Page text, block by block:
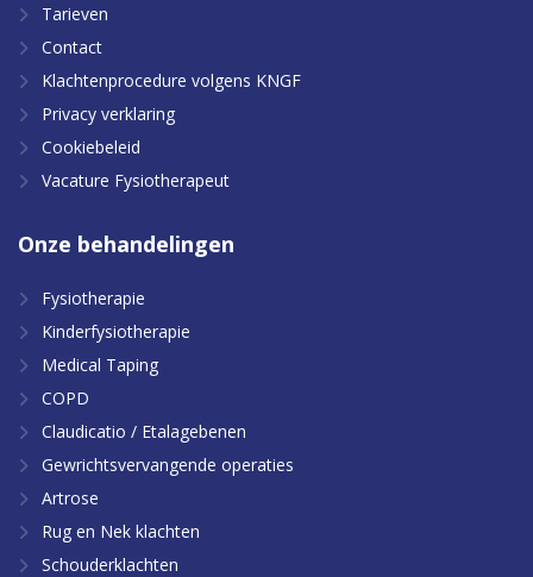
Tarieven
Contact
Klachtenprocedure volgens KNGF
Privacy verklaring
Cookiebeleid
Vacature Fysiotherapeut
Onze behandelingen
Fysiotherapie
Kinderfysiotherapie
Medical Taping
COPD
Claudicatio / Etalagebenen
Gewrichtsvervangende operaties
Artrose
Rug en Nek klachten
Schouderklachten